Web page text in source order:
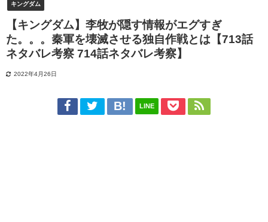
キングダム
【キングダム】李牧が隠す情報がエグすぎ
た。。。秦軍を壊滅させる独自作戦とは【713話
ネタバレ考察 714話ネタバレ考察】
2022年4月26日
LINE